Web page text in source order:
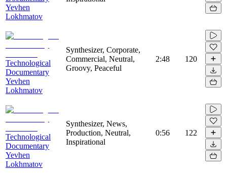
Yevhen
Lokhmatov
Technological
Documentary
Yevhen
Lokhmatov
Synthesizer, Corporate,
Commercial, Neutral,
Groovy, Peaceful
2:48 120
Technological
Documentary
Yevhen
Lokhmatov
Synthesizer, News,
Production, Neutral,
Inspirational
0:56 122